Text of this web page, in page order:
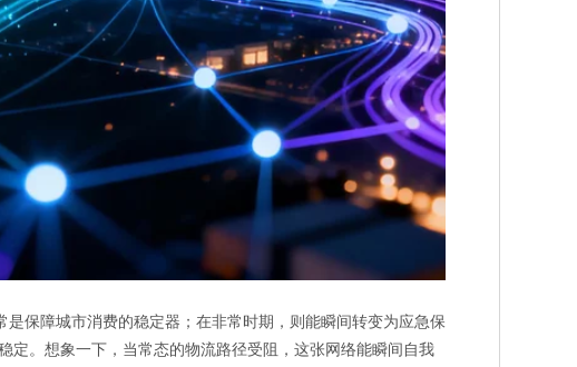
保障城市消费的稳定器；在非常时期，则能瞬间转变为应急保
定。想象一下，当常态的物流路径受阻，这张网络能瞬间自我